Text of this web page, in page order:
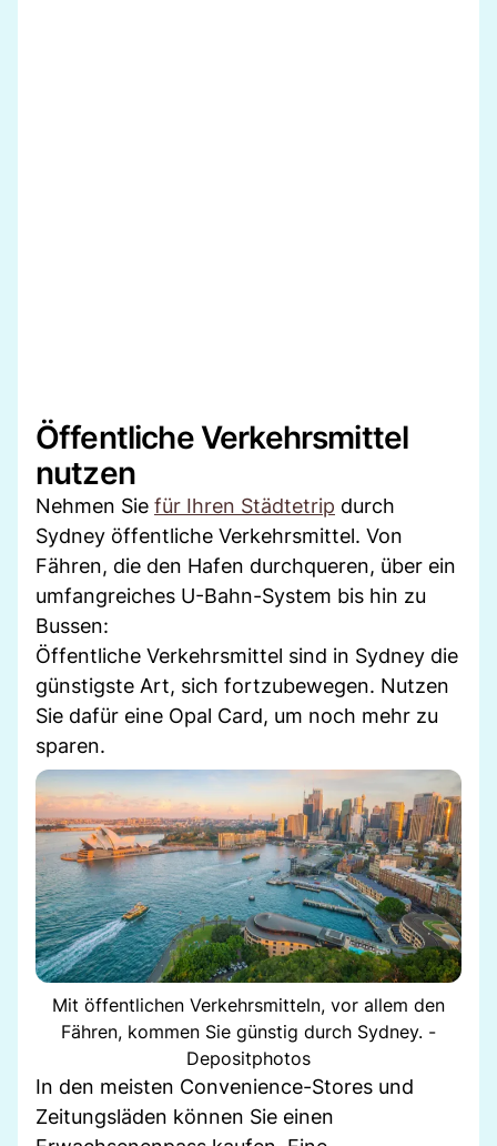
Öffentliche Verkehrsmittel
nutzen
Nehmen Sie für Ihren Städtetrip durch
Sydney öffentliche Verkehrsmittel. Von
Fähren, die den Hafen durchqueren, über ein
umfangreiches U-Bahn-System bis hin zu
Bussen:
Öffentliche Verkehrsmittel sind in Sydney die
günstigste Art, sich fortzubewegen. Nutzen
Sie dafür eine Opal Card, um noch mehr zu
sparen.
Mit öffentlichen Verkehrsmitteln, vor allem den
Fähren, kommen Sie günstig durch Sydney. -
Depositphotos
In den meisten Convenience-Stores und
Zeitungsläden können Sie einen